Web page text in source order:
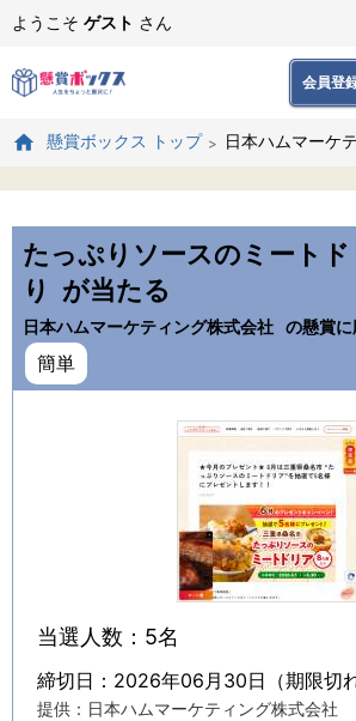
ようこそ ゲスト さん
会員登
懸賞ボックス トップ 日本ハムマーケ
たっぷりソースのミートド
り
が当たる
日本ハムマーケティング株式会社 の懸賞に
簡単
当選人数：5名
締切日：2026年06月30日（期限切れ
提供：日本ハムマーケティング株式会社